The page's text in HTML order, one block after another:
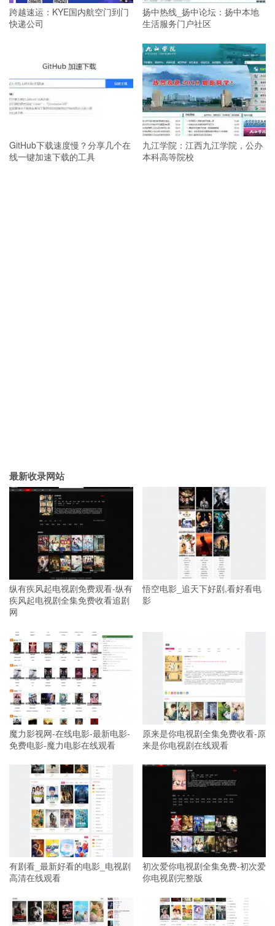
跨越速运：KYE国内航空门到门
快递公司
扬中热线_扬中论坛：扬中本地
生活服务门户社区
GitHub下载速度慢？分享几个在
线一键加速下载的工具
九江学院：江西九江学院，公办
本科高等院校
最新收录网站
纵有疾风起电视剧免费观看-纵有
疾风起电视剧全集免费收看追剧
网
悟空电影_追天下好剧,看好看电
影
魔力影视网-在线电影-最新电影-
免费电影-魔力电影在线观看
原来是你电视剧全集免费收看-原
来是你电视剧在线观看
有剧看_最新好看的电影_电视剧
高清在线观看
初次爱你电视剧全集免费-初次爱
你电视剧完整版